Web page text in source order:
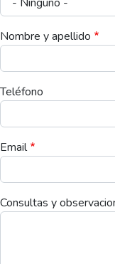
Nombre y apellido
Teléfono
Email
Consultas y